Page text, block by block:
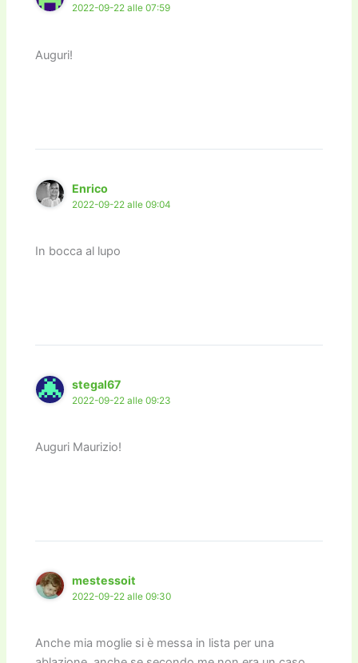
2022-09-22 alle 07:59
Auguri!
Enrico
2022-09-22 alle 09:04
In bocca al lupo
stegal67
2022-09-22 alle 09:23
Auguri Maurizio!
mestessoit
2022-09-22 alle 09:30
Anche mia moglie si è messa in lista per una